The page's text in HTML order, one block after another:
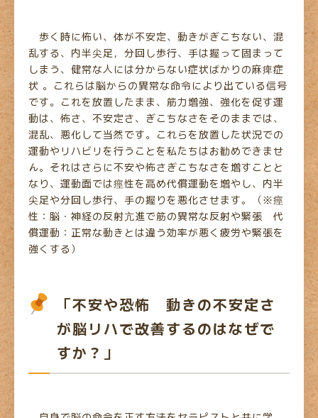
歩く時に怖い、体が不安定、動きがぎこちない、混
乱する、内半尖足，分回し歩行、手は握って固まって
しまう、健常な人には分からない症状ばかりの麻痺症
状 。これらは脳からの異常な命令により出ている信号
です。これを放置したまま、筋力増強、強化を促す運
動は、怖さ、不安定さ、ぎこちなさをそのままでは、
混乱、悪化して当然です。これらを放置した状況での
運動やリハビリを行うことを私たちはお勧めできませ
ん。それはさらに不安や怖さぎこちなさを増すことと
なり、運動面では痙性を高め代償運動を増やし、内半
尖足や分回し歩行、手の握りを悪化させます。（※痙
性：脳・神経の反射亢進で筋の異常な反射や緊張 代
償運動：正常な動きとは違う効率が悪く疲労や緊張を
強くする）
「不安や恐怖 動きの不安定さ
が脳リハで改善するのはなぜで
すか？」